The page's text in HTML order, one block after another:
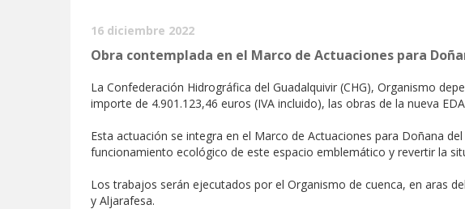
16 diciembre 2022
Obra contemplada en el Marco de Actuaciones para
La Confederación Hidrográfica del Guadalquivir (CHG), Organismo
importe de 4.901.123,46 euros (IVA incluido), las obras de la nueva
Esta actuación se integra en el Marco de Actuaciones para Doñana
funcionamiento ecológico de este espacio emblemático y revertir la
Los trabajos serán ejecutados por el Organismo de cuenca, en aras
y Aljarafesa.